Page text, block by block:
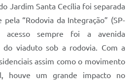
Jardim Santa Cecília foi separada
“Rodovia da Integração” (SP-
sempre foi a avenida
do viaduto sob a rodovia. Com a
assim como o movimento
houve um grande impacto no